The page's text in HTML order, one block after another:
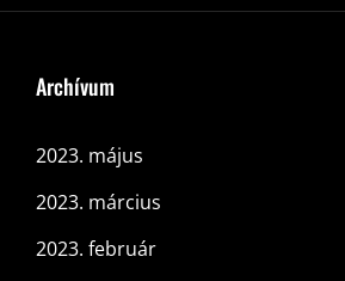
Archívum
2023. május
2023. március
2023. február